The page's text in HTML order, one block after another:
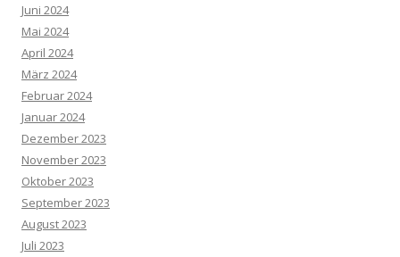
Juni 2024
Mai 2024
April 2024
März 2024
Februar 2024
Januar 2024
Dezember 2023
November 2023
Oktober 2023
September 2023
August 2023
Juli 2023